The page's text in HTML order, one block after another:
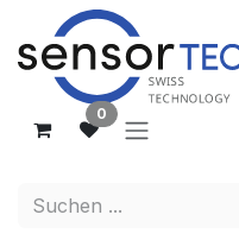
Zum Inhalt springen
0